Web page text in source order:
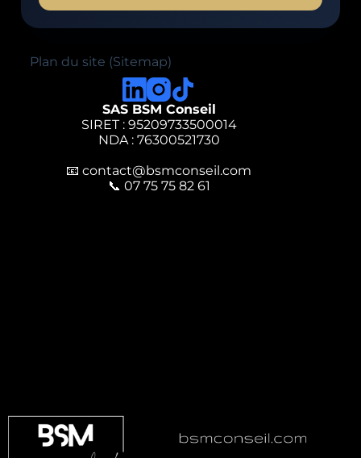
Plan du site (Sitemap)
SAS BSM Conseil
SIRET : 95209733500014
NDA : 76300521730
📧contact@bsmconseil.com
📞 07 75 75 82 61